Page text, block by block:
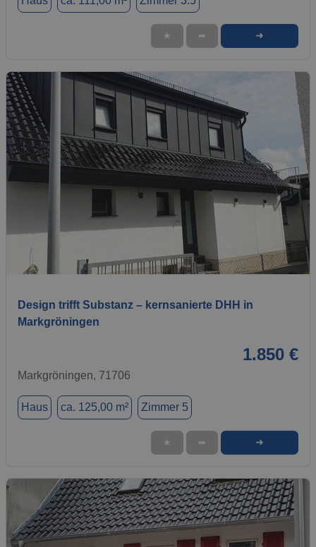
★ ➦ ➜
1 / 18
Design trifft Substanz – kernsanierte DHH in
Markgröningen
1.850 €
Markgröningen, 71706
Haus ca. 125,00 m² Zimmer 5
★ ➦ ➜